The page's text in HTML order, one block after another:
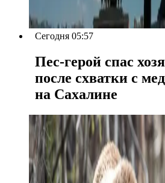
Сегодня 05:57
Пес-герой спас
после схватки с
на Сахалине